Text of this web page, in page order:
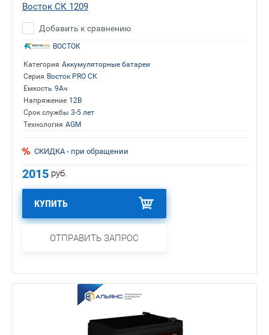
Восток СК 1209
Добавить к сравнению
ВОСТОК
Категория Аккумуляторные батареи
Серия Восток PRO СК
Емкость 9Ач
Напряжение 12В
Срок службы 3-5 лет
Технология AGM
СКИДКА - при обращении
2015 руб.
КУПИТЬ
ОТПРАВИТЬ ЗАПРОС